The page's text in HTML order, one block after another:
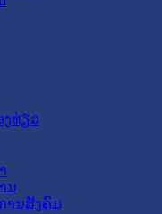
ງທ່ຽວ
ນ
ານສັງຄົມ